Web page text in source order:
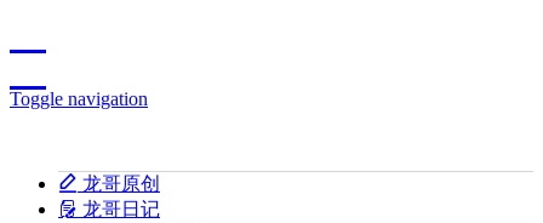
Toggle navigation
龙哥原创
龙哥日记